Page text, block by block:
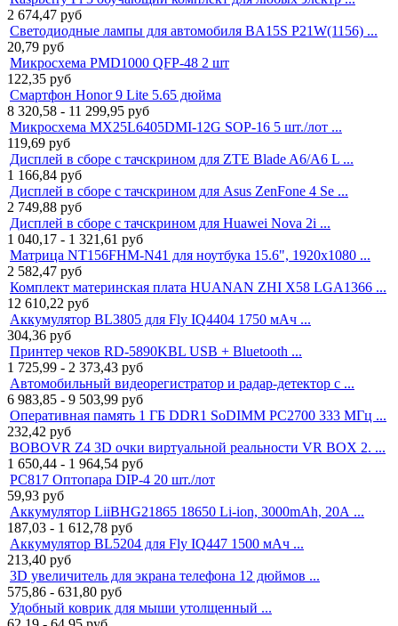
2 674,47 руб
Светодиодные лампы для автомобиля BA15S P21W(1156) ...
20,79 руб
Микросхема PMD1000 QFP-48 2 шт
122,35 руб
Смартфон Honor 9 Lite 5.65 дюйма
8 320,58 - 11 299,95 руб
Микросхема MX25L6405DMI-12G SOP-16 5 шт./лот ...
119,69 руб
Дисплей в сборе с тачскрином для ZTE Blade A6/A6 L ...
1 166,84 руб
Дисплей в сборе с тачскрином для Asus ZenFone 4 Se ...
2 749,88 руб
Дисплей в сборе с тачскрином для Huawei Nova 2i ...
1 040,17 - 1 321,61 руб
Матрица NT156FHM-N41 для ноутбука 15.6", 1920x1080 ...
2 582,47 руб
Комплект материнская плата HUANAN ZHI X58 LGA1366 ...
12 610,22 руб
Аккумулятор BL3805 для Fly IQ4404 1750 мАч ...
304,36 руб
Принтер чеков RD-5890KBL USB + Bluetooth ...
1 725,99 - 2 373,43 руб
Автомобильный видеорегистратор и радар-детектор с ...
6 983,85 - 9 503,99 руб
Оперативная память 1 ГБ DDR1 SoDIMM PC2700 333 МГц ...
232,42 руб
BOBOVR Z4 3D очки виртуальной реальности VR BOX 2. ...
1 650,44 - 1 964,54 руб
PC817 Оптопара DIP-4 20 шт./лот
59,93 руб
Аккумулятор LiiBHG21865 18650 Li-ion, 3000mAh, 20А ...
187,03 - 1 612,78 руб
Аккумулятор BL5204 для Fly IQ447 1500 мАч ...
213,40 руб
3D увеличитель для экрана телефона 12 дюймов ...
575,86 - 631,80 руб
Удобный коврик для мыши утолщенный ...